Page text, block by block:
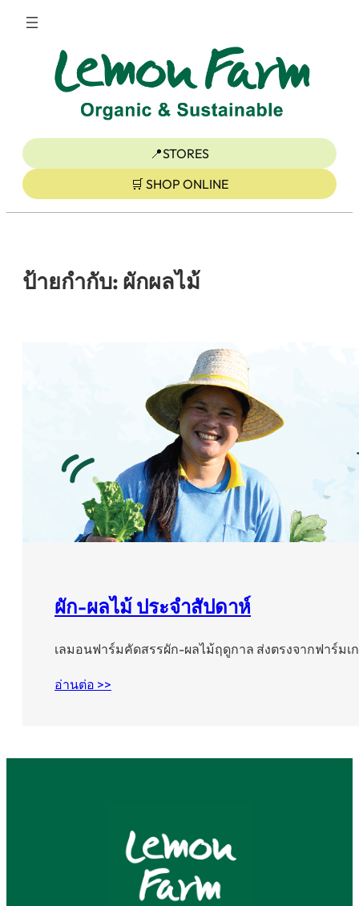
ข้าม
📍STORES
🛒 SHOP ONLINE
ป้ายกำกับ: ผักผลไม้
ผัก-ผลไม้ ประจำสัปดาห์
เลมอนฟาร์มคัดสรรผัก-ผลไม้ฤดูกาล ส่งตรงจากฟาร์มเ
อ่านต่อ >>